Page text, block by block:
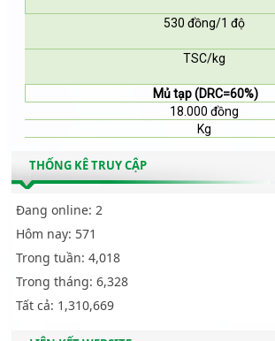
530 đồng/1 độ
TSC/kg
Mủ tạp (DRC=60%)
18.000 đồng
Kg
THỐNG KÊ TRUY CẬP
Đang online: 2
Hôm nay: 571
Trong tuần: 4,018
Trong tháng: 6,328
Tất cả: 1,310,669